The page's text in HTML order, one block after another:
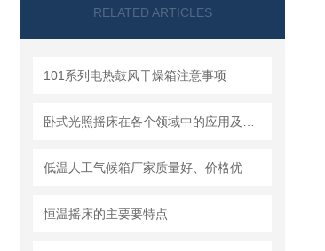
RELATED ARTICLES
101系列电热鼓风干燥箱注意事项
低温人工气候箱厂家质量好、价格优
恒温摇床的主要要特点